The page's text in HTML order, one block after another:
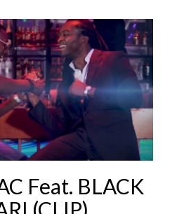
Feat. BLACK